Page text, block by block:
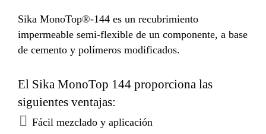
Sika MonoTop®-144 es un recubrimiento
impermeable semi-flexible de un componente, a base
de cemento y polímeros modificados.
El Sika MonoTop 144 proporciona las
siguientes ventajas:
Fácil mezclado y aplicación